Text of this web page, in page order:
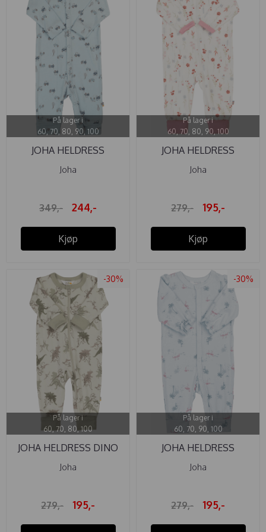
På lager i
60, 70, 80, 90, 100
JOHA HELDRESS
BAMBUS TRAKTOR
Joha
349,- 244,-
Kjøp
På lager i
60, 70, 80, 90, 100
JOHA HELDRESS
BLOMSTER PINK
Joha
279,- 195,-
Kjøp
-30%
På lager i
60, 70, 80, 100
JOHA HELDRESS DINO
Joha
279,- 195,-
-30%
På lager i
60, 70, 90, 100
JOHA HELDRESS
FLAMINGO BAMBUS ...
Joha
279,- 195,-